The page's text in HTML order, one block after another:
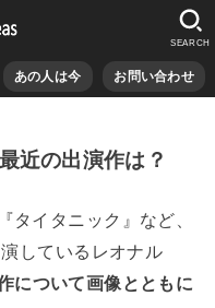
あの人は今 お問い合わせ
SEARCH
近の出演作は？
タイタニック』など、
しているレオナル
について画像とともに